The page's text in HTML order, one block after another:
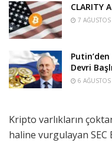
CLARITY
7
Devri
6
Kripto varlıkların
haline vurgulayan SEC